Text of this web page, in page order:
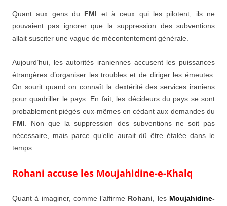
Quant aux gens du FMI et à ceux qui les pilotent, ils ne
pouvaient pas ignorer que la suppression des subventions
allait susciter une vague de mécontentement générale.
Aujourd’hui, les autorités iraniennes accusent les puissances
étrangères d’organiser les troubles et de diriger les émeutes.
On sourit quand on connaît la dextérité des services iraniens
pour quadriller le pays. En fait, les décideurs du pays se sont
probablement piégés eux-mêmes en cédant aux demandes du
FMI . Non que la suppression des subventions ne soit pas
nécessaire, mais parce qu’elle aurait dû être étalée dans le
temps.
Rohani accuse les Moujahidine-e-Khalq
Quant à imaginer, comme l’affirme Rohani , les Moujahidine-